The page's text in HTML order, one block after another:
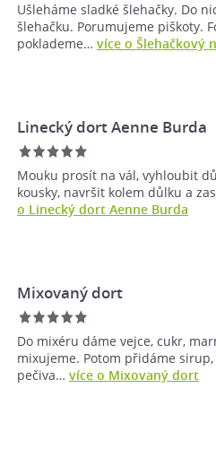
Ušleháme sladké šlehačky. Do
šlehačku. Porumujeme piškoty.
poklademe… více o Šlehačkový
Linecký dort Aenne Burda
Mouku prosít na vál, vyhloubit
kousky, navršit kolem důlku a
o Linecký dort Aenne Burda
Mixovaný dort
Do mixéru dáme vejce, cukr,
mixujeme. Potom přidáme
pečiva… více o Mixovaný dort